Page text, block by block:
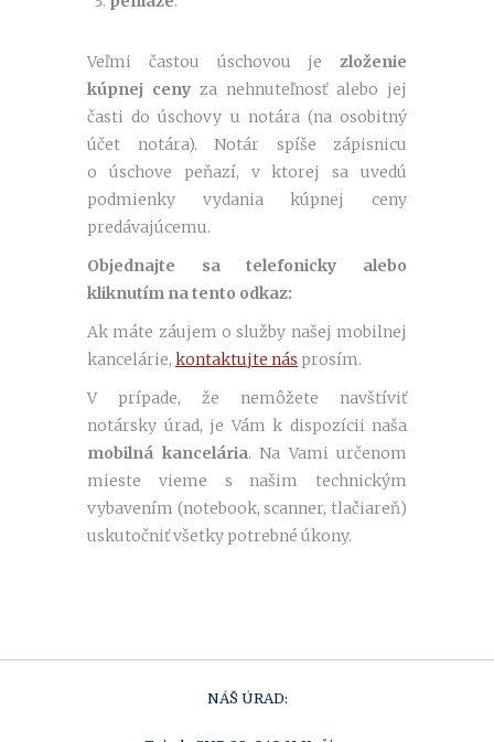
Veľmi častou úschovou je zloženie
kúpnej ceny za nehnuteľnosť alebo jej
časti do úschovy u notára (na osobitný
účet notára). Notár spíše zápisnicu
o úschove peňazí, v ktorej sa uvedú
podmienky vydania kúpnej ceny
predávajúcemu.
Objednajte sa telefonicky alebo
kliknutím na tento odkaz:
Ak máte záujem o služby našej mobilnej
kancelárie, kontaktujte nás prosím.
V prípade, že nemôžete navštíviť
notársky úrad, je Vám k dispozícii naša
mobilná kancelária. Na Vami určenom
mieste vieme s našim technickým
vybavením (notebook, scanner, tlačiareň)
uskutočniť všetky potrebné úkony.
NÁŠ ÚRAD: